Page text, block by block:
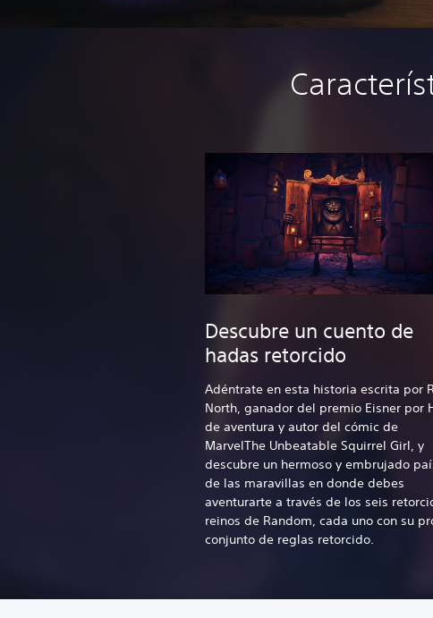
Descubre un cuento de
hadas retorcido
Adéntrate en esta historia escrita por
North, ganador del premio Eisner por
de aventura y autor del cómic de
MarvelThe Unbeatable Squirrel Girl, y
descubre un hermoso y embrujado
de las maravillas en donde debes
aventurarte a través de los seis
reinos de Random, cada uno con su
conjunto de reglas retorcido.